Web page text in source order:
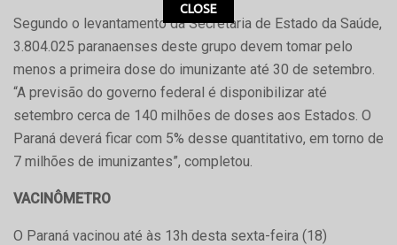
Segundo o levantamento da Secretaria de Estado da Saúde,
3.804.025 paranaenses deste grupo devem tomar pelo
menos a primeira dose do imunizante até 30 de setembro.
“A previsão do governo federal é disponibilizar até
setembro cerca de 140 milhões de doses aos Estados. O
Paraná deverá ficar com 5% desse quantitativo, em torno de
7 milhões de imunizantes”, completou.
VACINÔMETRO
O Paraná vacinou até às 13h desta sexta-feira (18)
CLOSE